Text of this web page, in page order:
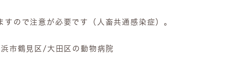
ので注意が必要です（人畜共通感染症）。
市鶴見区/大田区の動物病院